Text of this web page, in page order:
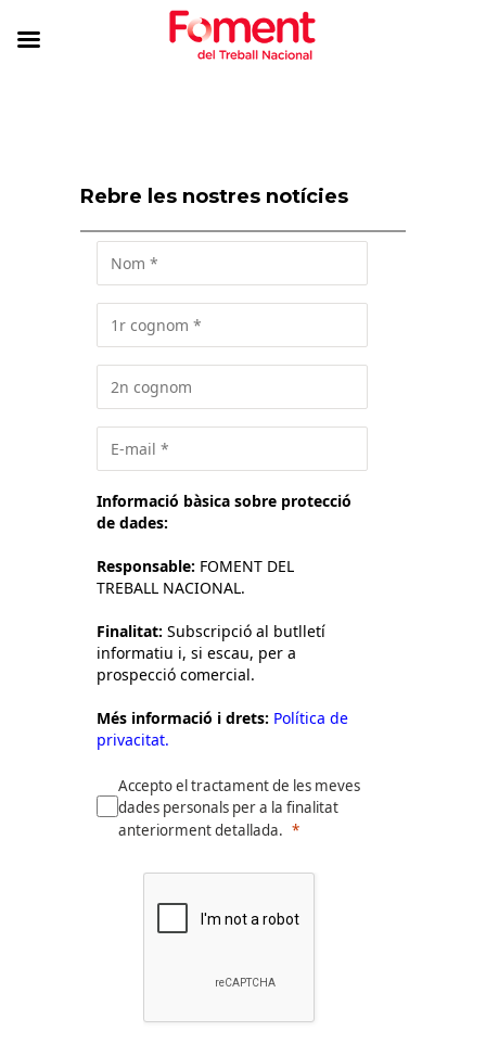
Rebre les nostres notícies
Informació bàsica sobre protecció
de dades:
Responsable: FOMENT DEL
TREBALL NACIONAL.
Finalitat: Subscripció al butlletí
informatiu i, si escau, per a
prospecció comercial.
Més informació i drets: Política de
privacitat.
Accepto el tractament de les meves
dades personals per a la finalitat
anteriorment detallada.